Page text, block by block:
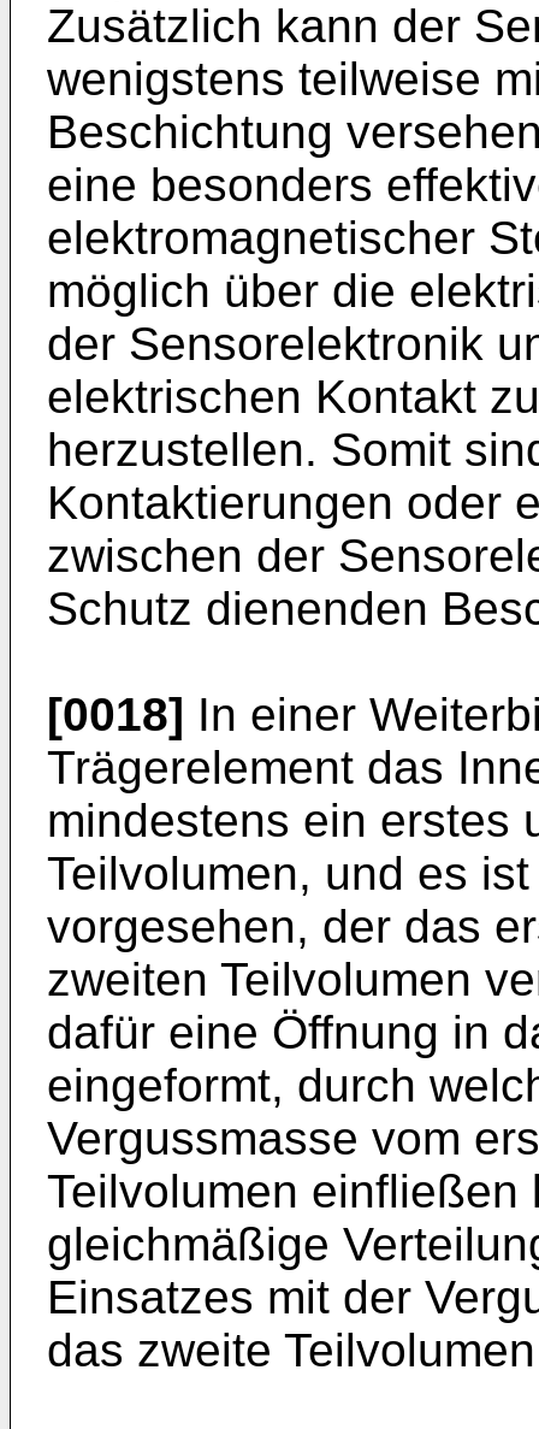
Zusätzlich kann der
wenigstens teilweise
Beschichtung
eine besonders
elektromagnetischer
möglich über die
der Sensorelektronik
elektrischen Kontakt
herzustellen. Somit
Kontaktierungen oder
zwischen der
Schutz dienenden
[0018] In einer
Trägerelement das
mindestens ein erstes
Teilvolumen, und es
vorgesehen, der das
zweiten Teilvolumen
dafür eine Öffnung in
eingeformt, durch
Vergussmasse vom
Teilvolumen
gleichmäßige
Einsatzes mit der
das zweite